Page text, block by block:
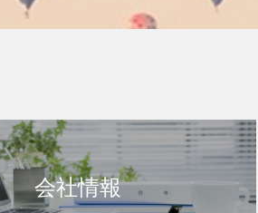
会社情報